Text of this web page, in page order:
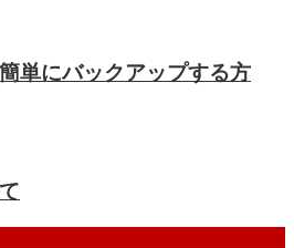
単にバックアップする方